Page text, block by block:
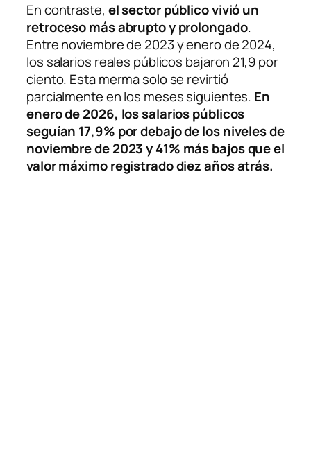
En contraste, el sector público vivió un
retroceso más abrupto y prolongado.
Entre noviembre de 2023 y enero de 2024,
los salarios reales públicos bajaron 21,9 por
ciento. Esta merma solo se revirtió
parcialmente en los meses siguientes. En
enero de 2026, los salarios públicos
seguían 17,9% por debajo de los niveles de
noviembre de 2023 y 41% más bajos que el
valor máximo registrado diez años atrás.